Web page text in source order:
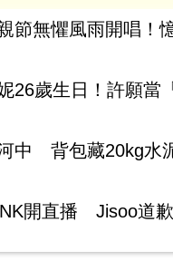
節無懼風雨開唱！
26歲生日！許願當
中 背包藏20kg水
開直播 Jisoo道